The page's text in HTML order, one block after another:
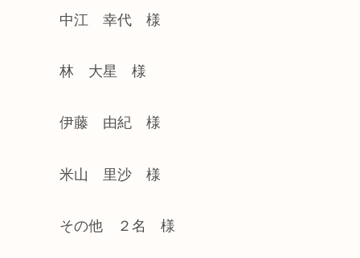
中江 幸代 様
林 大星 様
伊藤 由紀 様
米山 里沙 様
その他 ２名 様